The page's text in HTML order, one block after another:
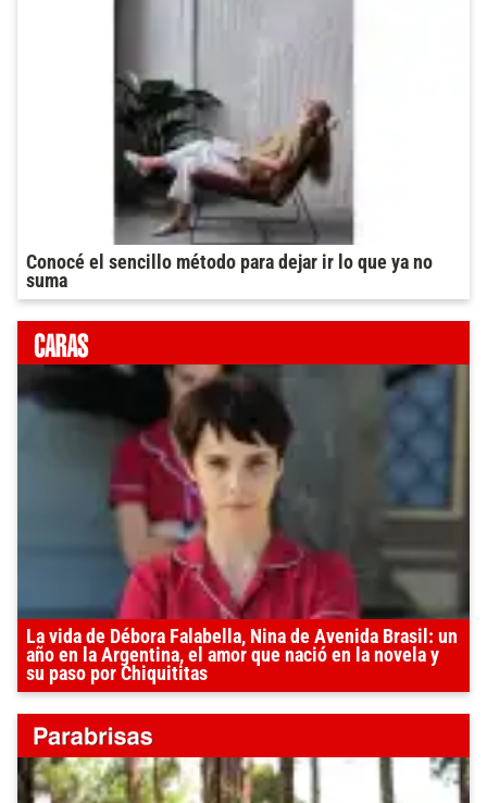
Conocé el sencillo método para dejar ir lo que ya no
suma
La vida de Débora Falabella, Nina de Avenida Brasil: un
año en la Argentina, el amor que nació en la novela y
su paso por Chiquititas